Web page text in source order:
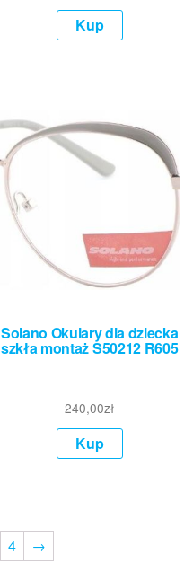
Kup
Solano Okulary dla dziecka
szkła montaż S50212 R605
240,00zł
Kup
4 →